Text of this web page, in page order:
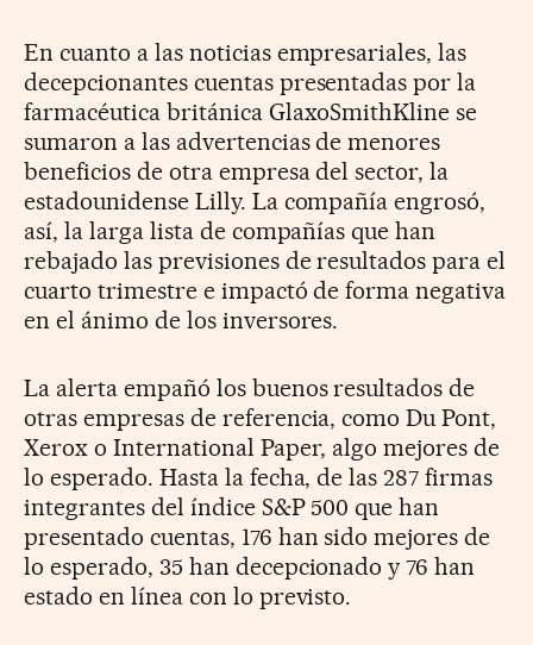
En cuanto a las noticias empresariales, las
decepcionantes cuentas presentadas por la
farmacéutica británica GlaxoSmithKline se
sumaron a las advertencias de menores
beneficios de otra empresa del sector, la
estadounidense Lilly. La compañía engrosó,
así, la larga lista de compañías que han
rebajado las previsiones de resultados para el
cuarto trimestre e impactó de forma negativa
en el ánimo de los inversores.
La alerta empañó los buenos resultados de
otras empresas de referencia, como Du Pont,
Xerox o International Paper, algo mejores de
lo esperado. Hasta la fecha, de las 287 firmas
integrantes del índice S&P 500 que han
presentado cuentas, 176 han sido mejores de
lo esperado, 35 han decepcionado y 76 han
estado en línea con lo previsto.